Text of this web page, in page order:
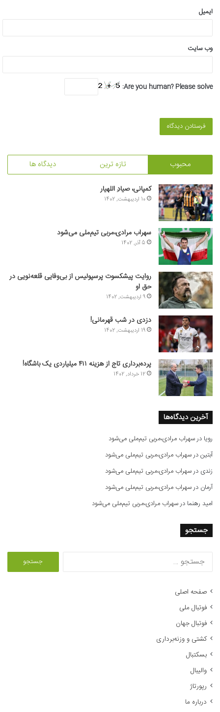
ایمیل
وب‌ سایت
Are you human? Please solve:
محبوب تازه ترین دیدگاه ها
کمپانی، صیادِ اللهیار
10 اردیبهشت, 1402
سهراب مرادی،مربی تیم‌ملی می‌شود
5 آذر, 1402
روایت پیشکسوت پرسپولیس از بی‌وفایی قلعه‌نویی در
حق او
9 اردیبهشت, 1402
دزدی در شب قهرمانی!
19 اردیبهشت, 1402
پرده‌برداری تاج از هزینه ۴۱۱ میلیاردی یک باشگاه!
12 خرداد, 1402
آخرین دیدگاه‌ها
رویا درسهراب مرادی،مربی تیم‌ملی می‌شود
آبتیندرسهراب مرادی،مربی تیم‌ملی می‌شود
زندی درسهراب مرادی،مربی تیم‌ملی می‌شود
آرمان درسهراب مرادی،مربی تیم‌ملی می‌شود
امید رهنما درسهراب مرادی،مربی تیم‌ملی می‌شود
جستجو
صفحه اصلی
فوتبال ملی
فوتبال جهان
کشتی و وزنه‌برداری
بسکتبال
والیبال
رپورتاژ
درباره ما